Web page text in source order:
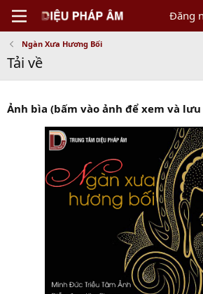
Đăng
Ngàn Xưa Hương Bối
Tải về
Ảnh bìa (bấm vào ảnh để xem và lưu